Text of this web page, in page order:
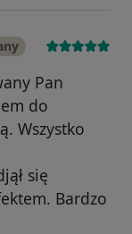
Pan
do
Wszystko
się
Bardzo